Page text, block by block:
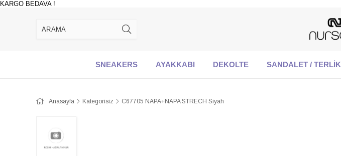
KARGO BEDAVA !
SNEAKERS AYAKKABI DEKOLTE SANDALET / TERLİK
Anasayfa Kategorisiz C67705 NAPA+NAPA STRECH Siyah